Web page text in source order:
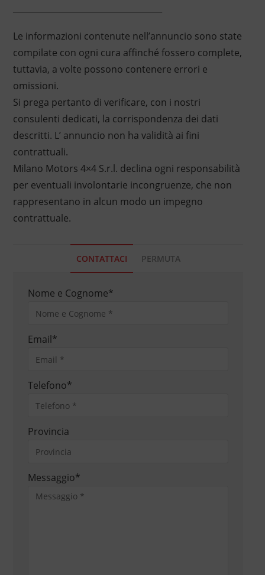
Le informazioni contenute nell’annuncio sono state
compilate con ogni cura affinché fossero complete,
tuttavia, a volte possono contenere errori e
omissioni.
Si prega pertanto di verificare, con i nostri
consulenti dedicati, la corrispondenza dei dati
descritti. L’ annuncio non ha validità ai fini
contrattuali.
Milano Motors 4×4 S.r.l. declina ogni responsabilità
per eventuali involontarie incongruenze, che non
rappresentano in alcun modo un impegno
contrattuale.
CONTATTACI PERMUTA
Nome e Cognome*
Email*
Telefono*
Provincia
Messaggio*